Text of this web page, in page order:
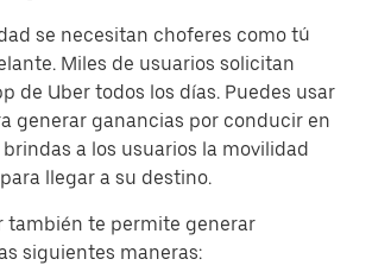
se necesitan choferes como tú
Miles de usuarios solicitan
de Uber todos los días. Puedes usar
generar ganancias por conducir en
a los usuarios la movilidad
llegar a su destino.
también te permite generar
siguientes maneras: